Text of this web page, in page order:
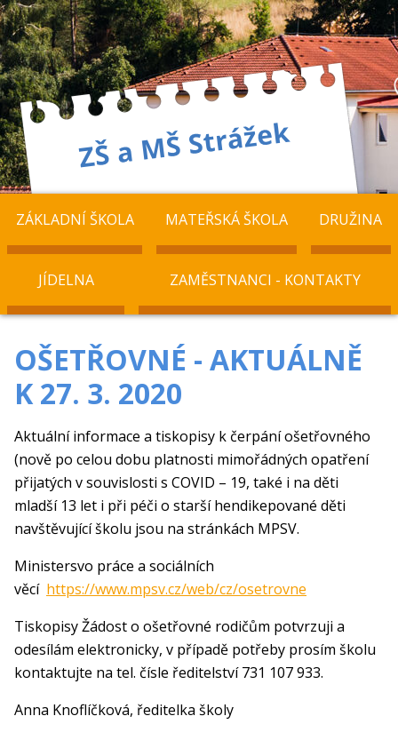
ZÁKLADNÍ ŠKOLA MATEŘSKÁ ŠKOLA DRUŽINA
JÍDELNA ZAMĚSTNANCI - KONTAKTY
OŠETŘOVNÉ - AKTUÁLNĚ
K 27. 3. 2020
Aktuální informace a tiskopisy k čerpání ošetřovného
(nově po celou dobu platnosti mimořádných opatření
přijatých v souvislosti s COVID – 19, také i na děti
mladší 13 let i při péči o starší hendikepované děti
navštěvující školu jsou na stránkách MPSV.
Ministersvo práce a sociálních
věcí https://www.mpsv.cz/web/cz/osetrovne
Tiskopisy Žádost o ošetřovné rodičům potvrzuji a
odesílám elektronicky, v případě potřeby prosím školu
kontaktujte na tel. čísle ředitelství 731 107 933.
Anna Knoflíčková, ředitelka školy